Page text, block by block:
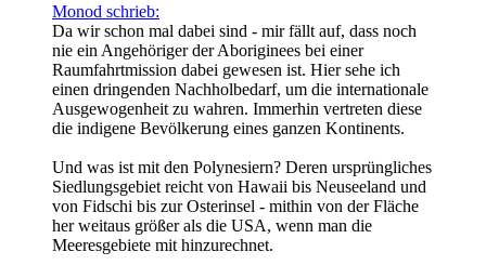
Monod schrieb:
Da wir schon mal dabei sind - mir fällt auf, dass noch
nie ein Angehöriger der Aboriginees bei einer
Raumfahrtmission dabei gewesen ist. Hier sehe ich
einen dringenden Nachholbedarf, um die internationale
Ausgewogenheit zu wahren. Immerhin vertreten diese
die indigene Bevölkerung eines ganzen Kontinents.
Und was ist mit den Polynesiern? Deren ursprüngliches
Siedlungsgebiet reicht von Hawaii bis Neuseeland und
von Fidschi bis zur Osterinsel - mithin von der Fläche
her weitaus größer als die USA, wenn man die
Meeresgebiete mit hinzurechnet.